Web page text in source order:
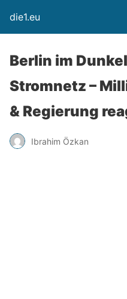
die1.eu
Berlin im
Stromnetz –
& Regierung
Ibrahim Özkan